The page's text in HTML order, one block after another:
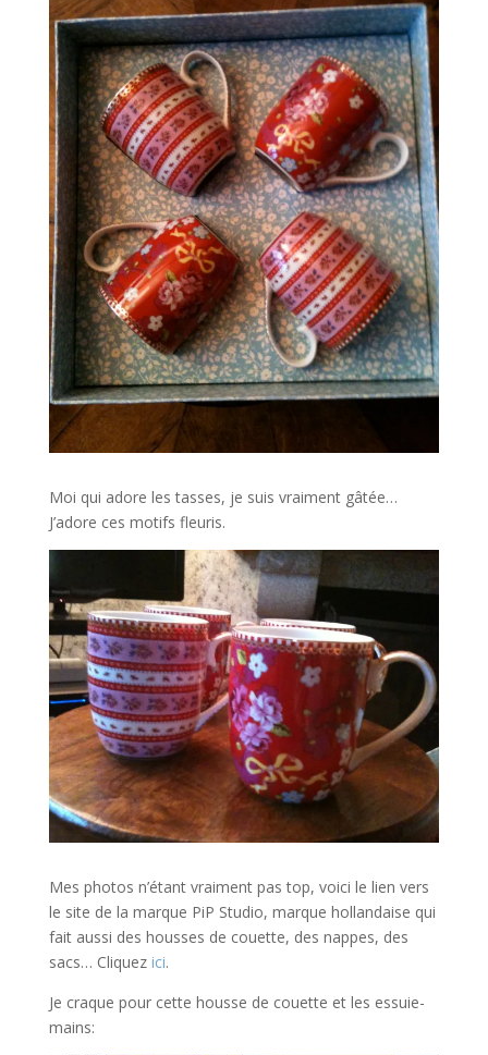
Moi qui adore les tasses, je suis vraiment gâtée…
J’adore ces motifs fleuris.
Mes photos n’étant vraiment pas top, voici le lien vers
le site de la marque PiP Studio, marque hollandaise qui
fait aussi des housses de couette, des nappes, des
sacs… Cliquez ici.
Je craque pour cette housse de couette et les essuie-
mains: